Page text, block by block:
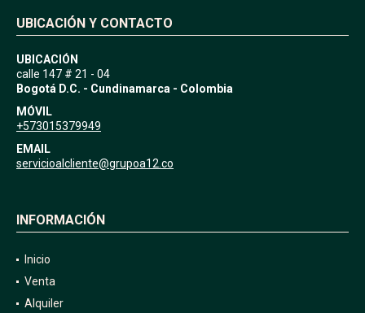
UBICACIÓN Y CONTACTO
UBICACIÓN
calle 147 # 21 - 04
Bogotá D.C. - Cundinamarca - Colombia
MÓVIL
+573015379949
EMAIL
servicioalcliente@grupoa12.co
INFORMACIÓN
Inicio
Venta
Alquiler